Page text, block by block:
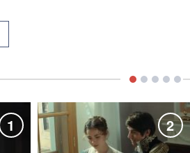
1 2